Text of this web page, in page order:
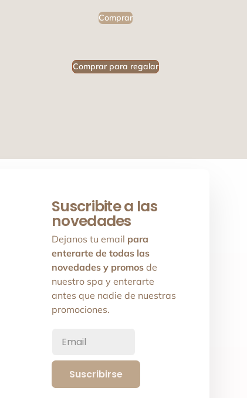
Comprar
Comprar para regalar
Suscribite a las
novedades
Dejanos tu email para
enterarte de todas las
novedades y promos de
nuestro spa y enterarte
antes que nadie de nuestras
promociones.
Suscribirse